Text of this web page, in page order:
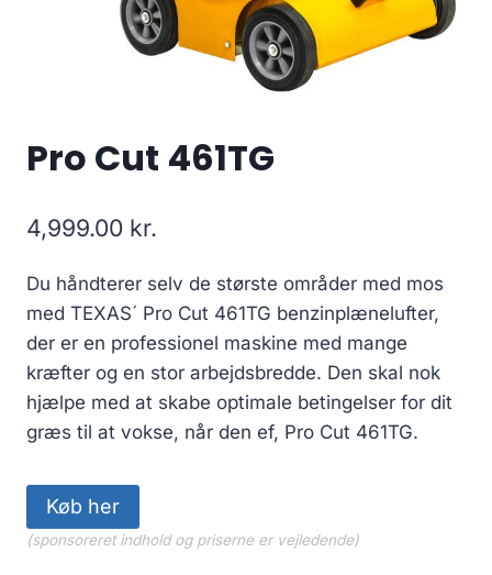
Pro Cut 461TG
4,999.00 kr.
Du håndterer selv de største områder med mos
med TEXAS´ Pro Cut 461TG benzinplænelufter,
der er en professionel maskine med mange
kræfter og en stor arbejdsbredde. Den skal nok
hjælpe med at skabe optimale betingelser for dit
græs til at vokse, når den ef, Pro Cut 461TG.
Køb her
(sponsoreret indhold og priserne er vejledende)